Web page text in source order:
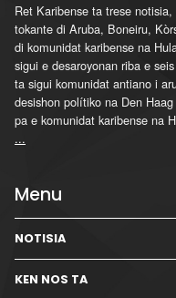
Ret Karibense ta trese
tokante di Aruba, Boneiru,
di komunidat karibense na
sigui e desaroyonan riba e
ta sigui komunidat antiano i
desishon polítiko na Den
pa e komunidat karibense na
...
Menu
NOTISIA
KEN NOS TA